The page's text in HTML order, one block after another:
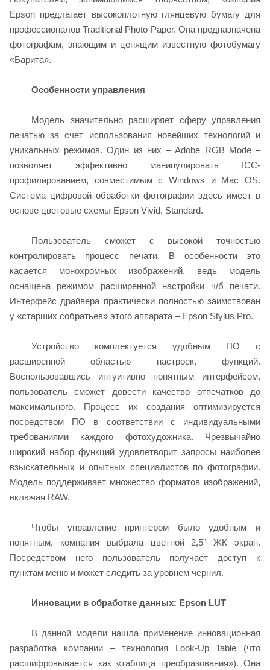
Epson предлагает высокоплотную глянцевую бумагу для
профессионалов Traditional Photo Paper. Она предназначена
фотографам, знающим и ценящим известную фотобумагу
«Барита».
Особенности управления
Модель значительно расширяет сферу управления
печатью за счет использования новейших технологий и
уникальных режимов. Один из них – Adobe RGB Mode –
позволяет эффективно манипулировать ICC-
профилированием, совместимым с Windows и Mac OS.
Система цифровой обработки фотографии здесь имеет в
основе цветовые схемы Epson Vivid, Standard.
Пользователь сможет с высокой точностью
контролировать процесс печати. В особенности это
касается монохромных изображений, ведь модель
оснащена режимом расширенной настройки ч/б печати.
Интерфейс драйвера практически полностью заимствован
у «старших собратьев» этого аппарата – Epson Stylus Pro.
Устройство комплектуется удобным ПО с
расширенной областью настроек, функций.
Воспользовавшись интуитивно понятным интерфейсом,
пользователь сможет довести качество отпечатков до
максимального. Процесс их создания оптимизируется
посредством ПО в соответствии с индивидуальными
требованиями каждого фотохудожника. Чрезвычайно
широкий набор функций удовлетворит запросы наиболее
взыскательных и опытных специалистов по фотографии.
Модель поддерживает множество форматов изображений,
включая RAW.
Чтобы управление принтером было удобным и
понятным, компания выбрала цветной 2,5” ЖК экран.
Посредством него пользователь получает доступ к
пунктам меню и может следить за уровнем чернил.
Инновации в обработке данных: Epson LUT
В данной модели нашла применение инновационная
разработка компании – технология Look-Up Table (что
расшифровывается как «таблица преобразования»). Она